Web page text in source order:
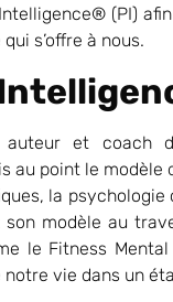
(PI)
s’offre à nous.
auteur et coach
au point le
la
modèle au
le Fitness
vie dans un